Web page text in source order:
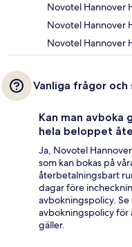
Novotel Hannover
Novotel Hannover
Novotel Hannover
Vanliga frågor och
Kan man avboka
hela beloppet
Ja, Novotel
som kan bokas på
återbetalningsbart
dagar före
avbokningspolicy.
avbokningspolicy för
gäller.